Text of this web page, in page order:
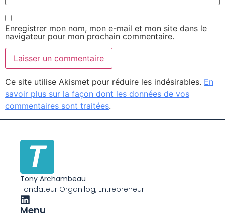
Enregistrer mon nom, mon e-mail et mon site dans le
navigateur pour mon prochain commentaire.
Ce site utilise Akismet pour réduire les indésirables. En
savoir plus sur la façon dont les données de vos
commentaires sont traitées.
Tony Archambeau
Fondateur Organilog, Entrepreneur
Menu